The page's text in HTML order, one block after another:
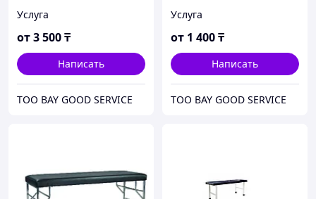
Услуга
от3 500₸
Написать
ТОО BAY GOOD SERVICE
Услуга
от 1 400₸
Написать
ТОО BAY GOOD SERVICE